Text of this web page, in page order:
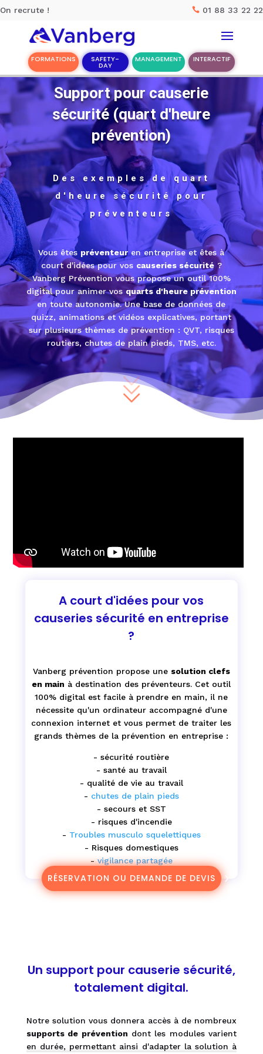
On recrute !  01 88 33 22 22
FORMATIONS SAFETY-
DAY
MANAGEMENT INTERACTIF
Rechercher :
Accueil
Nos solutions
Nos meilleurs ateliers
La société Vanberg
CONTACT
Support pour causerie
sécurité (quart d'heure
prévention)
Des exemples de quart
d'heure sécurité pour
préventeurs
Vous êtes préventeuren entreprise et êtes à
court d'idées pour vos causeries sécurité?
Vanberg Prévention vous propose un outil 100%
digital pour animer vosquarts d'heure prévention
en toute autonomie. Une base de données de
quizz, animations et vidéos explicatives, portant
sur plusieurs thèmes de prévention : QVT, risques
routiers, chutes de plain pieds, TMS, etc.
A court d'idées pour vos
causeries sécurité en entreprise
?
Vanberg prévention propose une solution clefs
en main à destination des préventeurs. Cet outil
100% digital est facile à prendre en main, il ne
nécessite qu'un ordinateur accompagné d'une
connexion internet et vous permet de traiter les
grands thèmes de la prévention en entreprise :
- sécurité routière
- santé au travail
- qualité de vie au travail
- chutes de plain pieds
- secours et SST
- risques d'incendie
- Troubles musculo squelettiques
- Risques domestiques
-vigilance partagée
RÉSERVATION OU DEMANDE DE DEVIS
Un support pour causerie sécurité,
totalement digital.
Notre solution vous donnera accès à de nombreux
supports de prévention dont les modules varient
en durée, permettant ainsi d'adapter la solution à